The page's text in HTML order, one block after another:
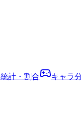
統計・割合 キャラ